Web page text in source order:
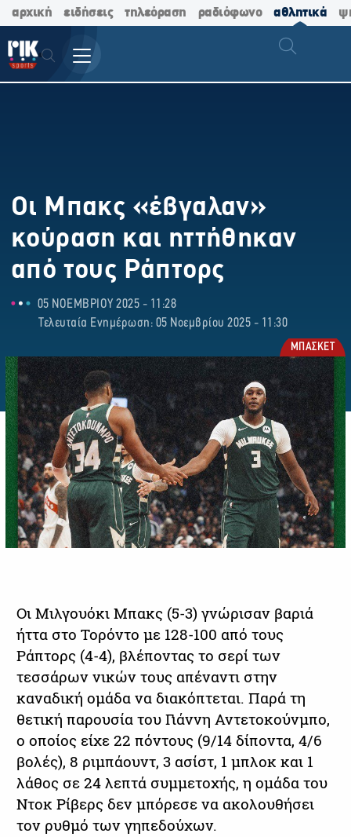
αρχική ειδήσεις τηλεόραση ραδιόφωνο αθλητικά
Οι Μπακς «έβγαλαν»
κούραση και ηττήθηκαν
από τους Ράπτορς
05 ΝΟΕΜΒΡΙΟΥ 2025 - 11:28
Τελευταία Ενημέρωση: 05 Νοεμβρίου 2025 - 11:30
ΜΠΑΣΚΕΤ
Οι Μιλγουόκι Μπακς (5-3) γνώρισαν βαριά
ήττα στο Τορόντο με 128-100 από τους
Ράπτορς (4-4), βλέποντας το σερί των
τεσσάρων νικών τους απέναντι στην
καναδική ομάδα να διακόπτεται. Παρά τη
θετική παρουσία του Γιάννη Αντετοκούνμπο,
ο οποίος είχε 22 πόντους (9/14 δίποντα, 4/6
βολές), 8 ριμπάουντ, 3 ασίστ, 1 μπλοκ και 1
λάθος σε 24 λεπτά συμμετοχής, η ομάδα του
Ντοκ Ρίβερς δεν μπόρεσε να ακολουθήσει
τον ρυθμό των γηπεδούχων.